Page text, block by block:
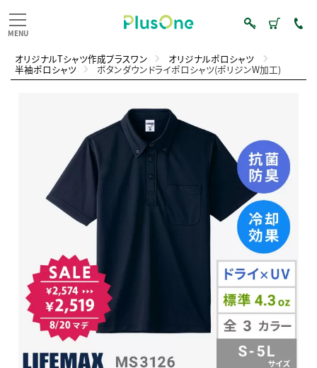
オリジナルTシャツ作成プラスワン オリジナルポロシャツ
半袖ポロシャツ ボタンダウンドライポロシャツ(ポリジンW加工)